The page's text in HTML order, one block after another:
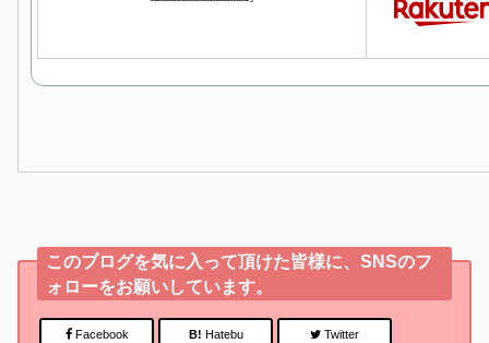
このブログを気に入って頂けた皆様に、SNSのフ
ォローをお願いしています。
Facebook B! Hatebu Twitter